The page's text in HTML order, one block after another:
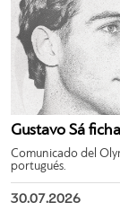
Gustavo Sá
Comunicado del
portugués.
30.07.2026